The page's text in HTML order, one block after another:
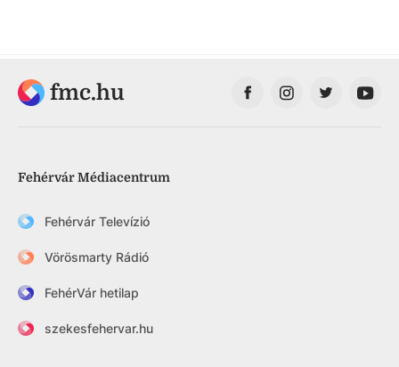
fmc.hu
Fehérvár Médiacentrum
Fehérvár Televízió
Vörösmarty Rádió
FehérVár hetilap
szekesfehervar.hu